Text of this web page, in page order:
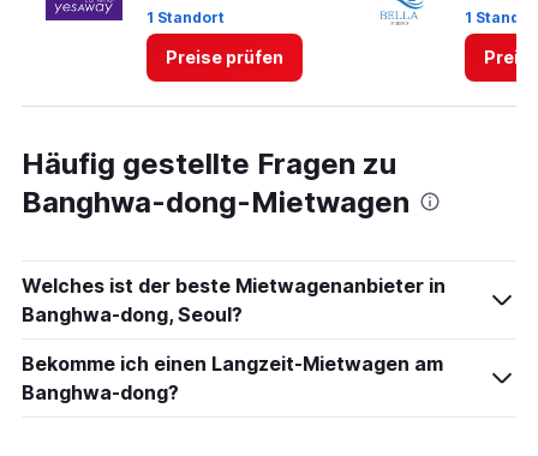
1 Standort
Preise prüfen
1
Häufig gestellte Fragen zu
Banghwa-dong-Mietwagen
Welches ist der beste Mietwagenanbieter in
Banghwa-dong, Seoul?
Bekomme ich einen Langzeit-Mietwagen am
Banghwa-dong?